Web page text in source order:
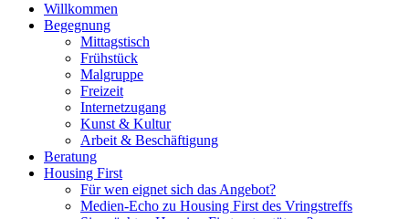
Willkommen
Begegnung
Mittagstisch
Frühstück
Malgruppe
Freizeit
Internetzugang
Kunst & Kultur
Arbeit & Beschäftigung
Beratung
Housing First
Für wen eignet sich das Angebot?
Medien-Echo zu Housing First des Vringstreffs